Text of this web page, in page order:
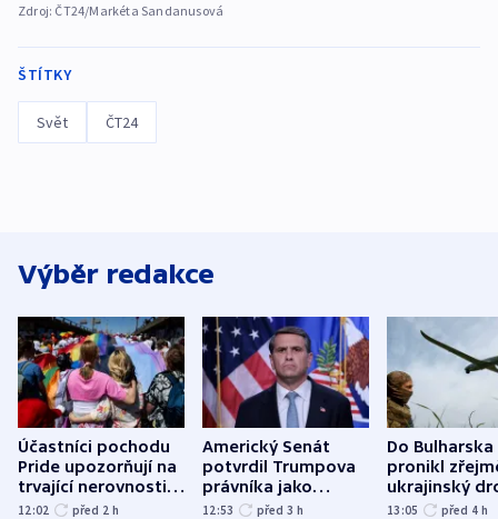
Zdroj: ČT24/Markéta Sandanusová
ŠTÍTKY
Svět ČT24
Výběr redakce
Účastníci pochodu
Pride upozorňují na
trvající nerovnosti i
společenskou
12:02 před 2 h
Americký Senát
potvrdil Trumpova
právníka jako
ministra
12:53 před 3 h
Do Bulharska
pronikl
ukrajinský
explodoval
13:05 před 4 h